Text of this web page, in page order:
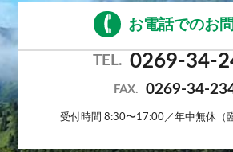
お電話でのお
TEL. 0269-34-
FAX. 0269-34-
受付時間 8:30〜17:00／年中無休（